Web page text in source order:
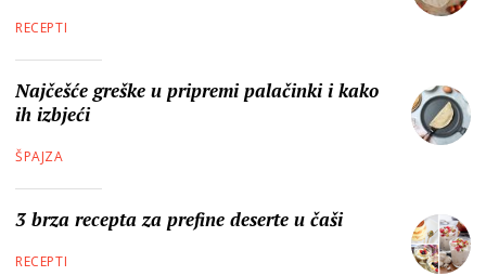
RECEPTI
Najčešće greške u pripremi palačinki i kako
ih izbjeći
ŠPAJZA
3 brza recepta za prefine deserte u čaši
RECEPTI